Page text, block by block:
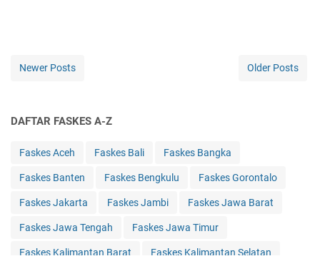
Newer Posts Older Posts
DAFTAR FASKES A-Z
Faskes Aceh Faskes Bali Faskes Bangka
Faskes Banten Faskes Bengkulu Faskes Gorontalo
Faskes Jakarta Faskes Jambi Faskes Jawa Barat
Faskes Jawa Tengah Faskes Jawa Timur
Faskes Kalimantan Barat Faskes Kalimantan Selatan